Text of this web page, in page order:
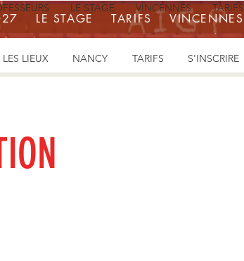
LE STAGE TARIFS VINCENNES
LE STAGE VINCENNES TARIFS
LES LIEUX NANCY TARIFS S'INSCRIRE